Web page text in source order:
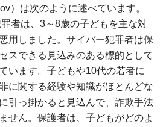
）は次のように述べています。
罪者は、3～8歳の子どもを主な対
用しました。サイバー犯罪者は保
スできる見込みのある標的として
います。子どもや10代の若者に
に関する経験や知識がほとんどな
引っ掛かると見込んで、詐欺手法
せん。保護者は、子どもがどのよ